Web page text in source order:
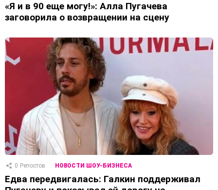
«Я и в 90 еще могу!»: Алла Пугачева
заговорила о возвращении на сцену
0 Репостов НОВОСТИ ШОУ-БИЗНЕСА
Едва передвигалась: Галкин поддерживал